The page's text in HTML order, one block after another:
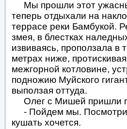
Мы прошли этот
теперь отдыхали на
террасе реки Бамбукой.
змея, в блестках
извиваясь, проползала в
метрах ниже,
межгорной котловине,
подножию Муйского
выползая оттуда.
Олег с Мишей пришли
- Пойдем мы.
кушать хочется.